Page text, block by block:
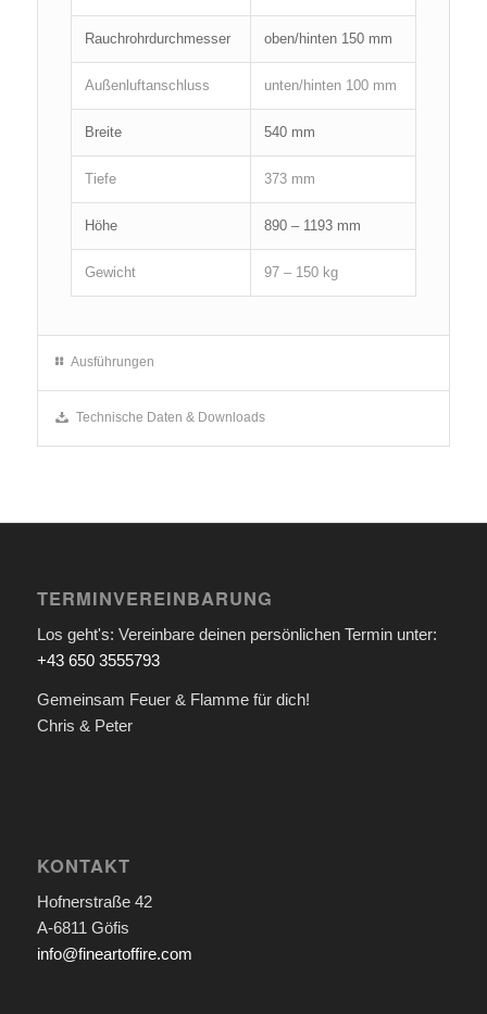
Rauchrohrdurchmesser oben/hinten 150 mm
Außenluftanschluss unten/hinten 100 mm
Breite 540 mm
Tiefe 373 mm
Höhe 890 – 1193 mm
Gewicht 97 – 150 kg
Ausführungen
Technische Daten & Downloads
TERMINVEREINBARUNG
Los geht's: Vereinbare deinen persönlichen Termin unter:
+43 650 3555793
Gemeinsam Feuer & Flamme für dich!
Chris & Peter
KONTAKT
Hofnerstraße 42
A-6811 Göfis
info@fineartoffire.com